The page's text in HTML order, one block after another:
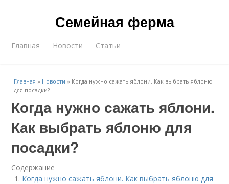
Семейная ферма
Главная Новости Статьи
Главная » Новости » Когда нужно сажать яблони. Как выбрать яблоню
для посадки?
Когда нужно сажать яблони.
Как выбрать яблоню для
посадки?
Содержание
Когда нужно сажать яблони. Как выбрать яблоню для